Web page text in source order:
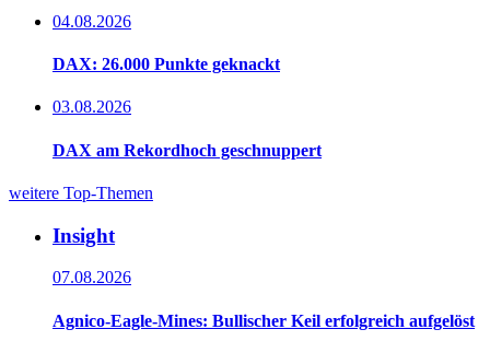
04.08.2026
DAX: 26.000 Punkte geknackt
03.08.2026
DAX am Rekordhoch geschnuppert
weitere Top-Themen
Insight
07.08.2026
Agnico-Eagle-Mines: Bullischer Keil erfolgreich aufgelöst